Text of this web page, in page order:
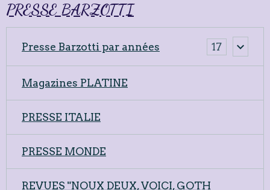
PRESSE BARZOTTI
Presse Barzotti par années 17
Magazines PLATINE
PRESSE ITALIE
PRESSE MONDE
REVUES "NOUX DEUX, VOICI, GOTH